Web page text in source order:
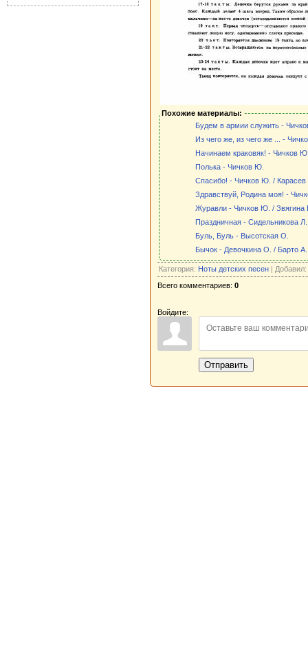
Похожие материалы:
Будем в армии служить -
Из чего же, из чего же ... -
Начинаем краковяк! - Чичков
Полька - Чичков Ю.
Спасибо! - Чичков Ю. / Карасев
Здравствуй, Родина моя! -
Журавли - Чичков Ю. / Звягина
Праздничная - Сидельникова
Буль, Буль - Высотская О.
Бычок - Девочкина О. / Барто А.
Категория: Ноты детских песен | Добавил:
Всего комментариев: 0
Войдите:
Отправить